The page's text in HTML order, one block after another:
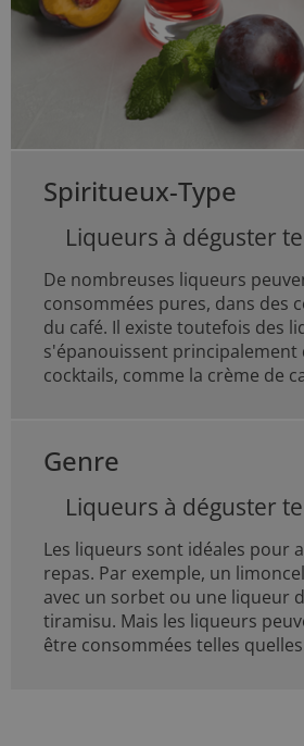
Spiritueux-Type
Liqueurs à déguster
De nombreuses liqueurs
consommées pures, dans des
du café. Il existe toutefois des
s'épanouissent principalement
cocktails, comme la crème de
Genre
Liqueurs à déguster
Les liqueurs sont idéales pour
repas. Par exemple, un
avec un sorbet ou une liqueur
tiramisu. Mais les liqueurs
être consommées telles